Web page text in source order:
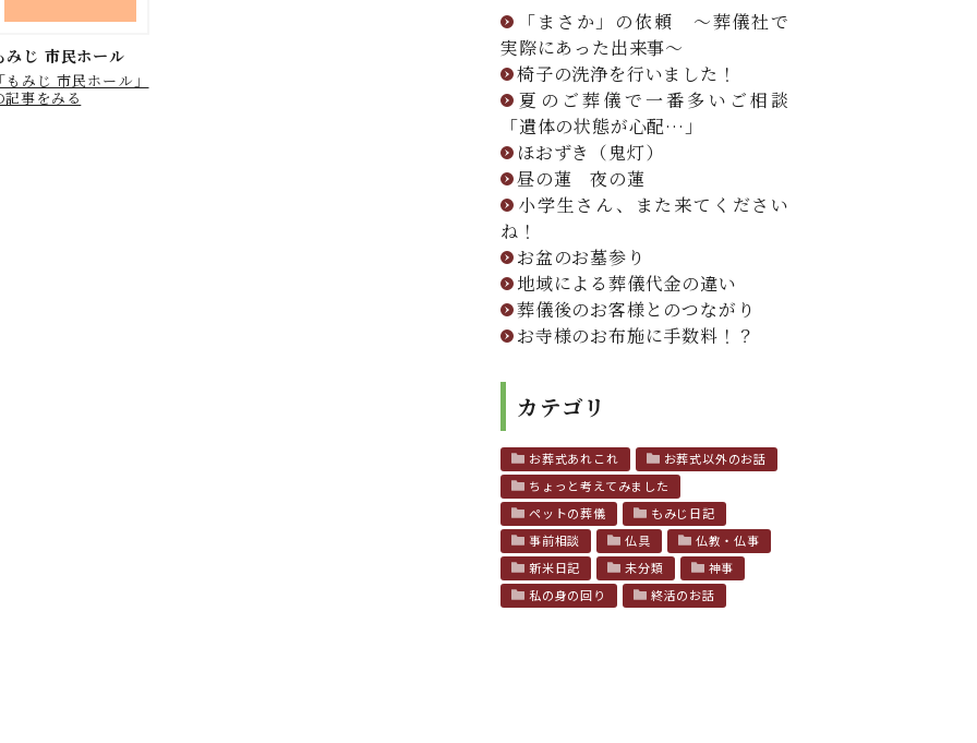
みじ 市民ホール
もみじ 市民ホール」
記事をみる
「まさか」の依頼 ～葬儀社で
実際にあった出来事～
椅子の洗浄を行いました！
夏のご葬儀で一番多いご相談
「遺体の状態が心配…」
ほおずき（鬼灯）
昼の蓮 夜の蓮
小学生さん、また来てください
ね！
お盆のお墓参り
地域による葬儀代金の違い
葬儀後のお客様とのつながり
お寺様のお布施に手数料！？
カテゴリ
お葬式あれこれ
お葬式以外のお話
ちょっと考えてみました
ペットの葬儀
もみじ日記
事前相談
仏具
仏教・仏事
新米日記
未分類
神事
私の身の回り
終活のお話